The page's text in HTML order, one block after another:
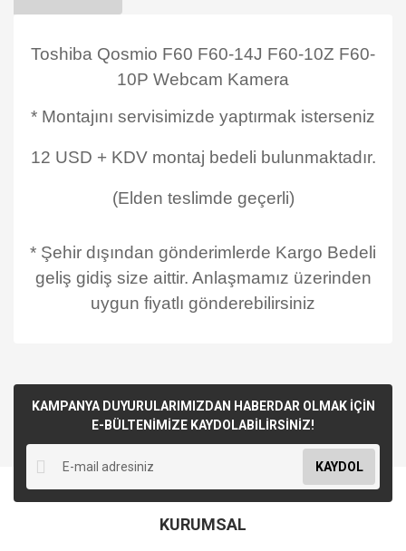
Toshiba Qosmio F60 F60-14J F60-10Z F60-
10P Webcam Kamera
* Montajını servisimizde yaptırmak isterseniz
12 USD + KDV montaj bedeli bulunmaktadır.
(Elden teslimde geçerli)
* Şehir dışından gönderimlerde Kargo Bedeli
geliş gidiş size aittir. Anlaşmamız üzerinden
uygun fiyatlı gönderebilirsiniz
KAMPANYA DUYURULARIMIZDAN HABERDAR OLMAK İÇİN
E-BÜLTENİMİZE KAYDOLABİLİRSİNİZ!
KAYDOL
KURUMSAL